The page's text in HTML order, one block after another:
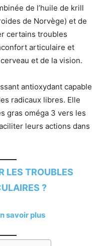
de l’huile de krill
de Norvège) et de
certains troubles
articulaire et
et de la vision.
antioxydant capable
radicaux libres. Elle
gras oméga 3 vers les
leurs actions dans
LES TROUBLES
?
savoir plus